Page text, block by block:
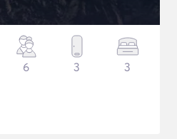
6 3 3